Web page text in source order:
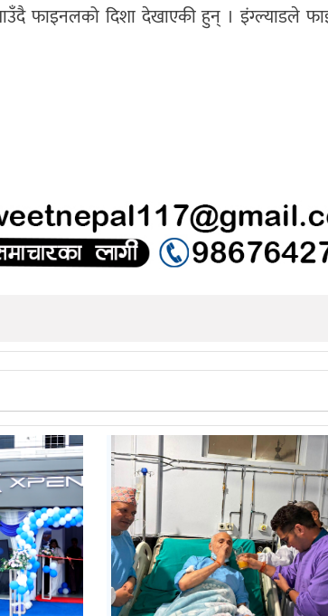
फाइनलको दिशा देखाएकी हुन् । इंग्ल्याडले